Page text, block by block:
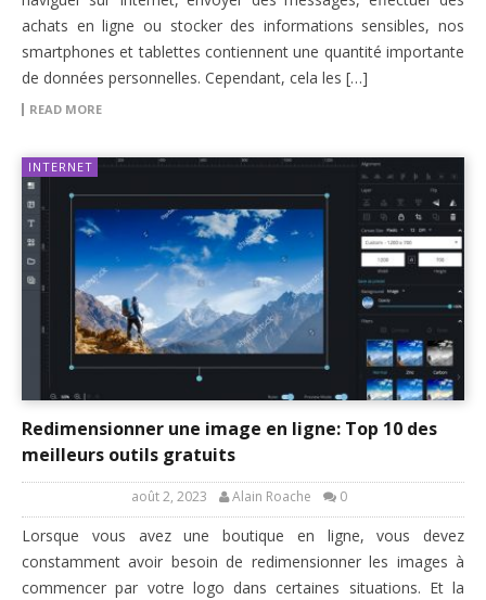
achats en ligne ou stocker des informations sensibles, nos
smartphones et tablettes contiennent une quantité importante
de données personnelles. Cependant, cela les […]
READ MORE
INTERNET
Redimensionner une image en ligne: Top 10 des
meilleurs outils gratuits
août 2, 2023 Alain Roache 0
Lorsque vous avez une boutique en ligne, vous devez
constamment avoir besoin de redimensionner les images à
commencer par votre logo dans certaines situations. Et la